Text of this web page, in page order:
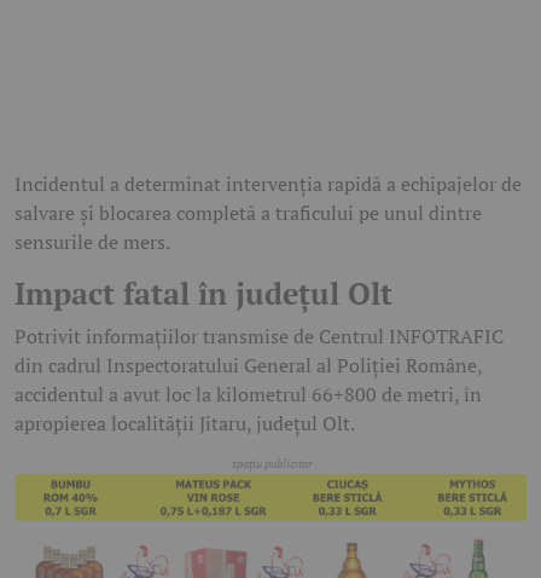
Incidentul a determinat intervenția rapidă a echipajelor de
salvare și blocarea completă a traficului pe unul dintre
sensurile de mers.
Impact fatal în județul Olt
Potrivit informațiilor transmise de Centrul INFOTRAFIC
din cadrul Inspectoratului General al Poliției Române,
accidentul a avut loc la kilometrul 66+800 de metri, în
apropierea localității Jitaru, județul Olt.